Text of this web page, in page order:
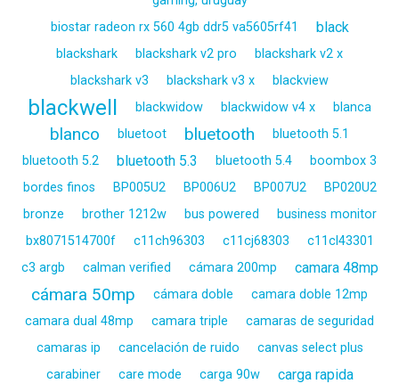
biostar radeon rx 560 4gb ddr5 va5605rf41
black
blackshark blackshark v2 pro
blackshark v2 x
blackshark v3
blackshark v3 x blackview
blackwell blackwidow blackwidow v4 x blanca
blanco bluetoot bluetooth
bluetooth 5.1
bluetooth 5.2
bluetooth 5.3 bluetooth 5.4
boombox 3
bordes finos
BP005U2 BP006U2 BP007U2
BP020U2
bronze
brother 1212w bus powered
business monitor
bx8071514700f
c11ch96303 c11cj68303
c11cl43301
c3 argb
calman verified cámara 200mp camara 48mp
cámara 50mp cámara doble
camara doble 12mp
camara dual 48mp
camara triple
camaras de seguridad
camaras ip
cancelación de ruido
canvas select plus
carabiner
care mode carga 90w carga rapida